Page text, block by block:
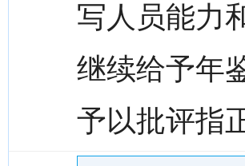
写人员能力
继续给予年
予以批评指